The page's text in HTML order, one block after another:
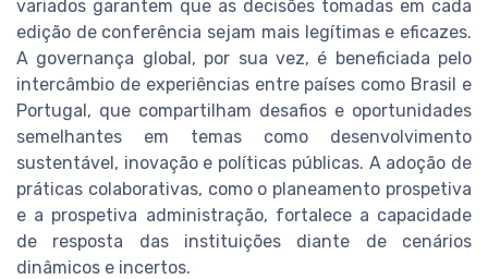
variados garantem que as decisões tomadas em cada
edição de conferência sejam mais legítimas e eficazes.
A governança global, por sua vez, é beneficiada pelo
intercâmbio de experiências entre países como Brasil e
Portugal, que compartilham desafios e oportunidades
semelhantes em temas como desenvolvimento
sustentável, inovação e políticas públicas. A adoção de
práticas colaborativas, como o planeamento prospetiva
e a prospetiva administração, fortalece a capacidade
de resposta das instituições diante de cenários
dinâmicos e incertos.